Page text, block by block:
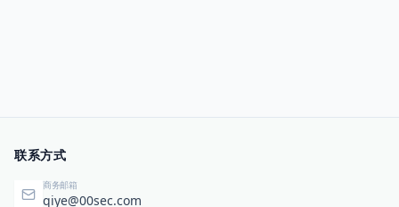
联系方式
商务邮箱
qiye@00sec.com